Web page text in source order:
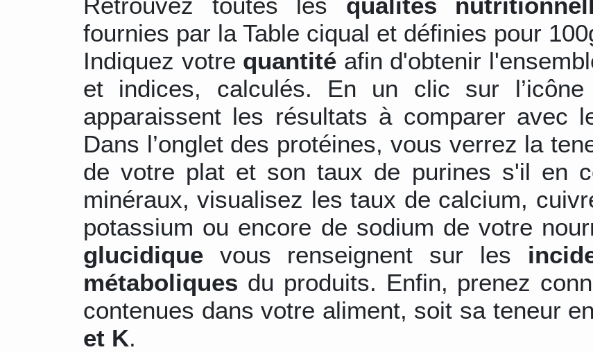
fournies par la Table ciqual et définies pour
Indiquez votre quantité afin d'obtenir
et indices, calculés. En un clic sur
apparaissent les résultats à comparer avec
Dans l’onglet des protéines, vous verrez la
de votre plat et son taux de purines s'il en
minéraux, visualisez les taux de calcium,
potassium ou encore de sodium de votre
glucidique vous renseignent sur les
métaboliques du produits. Enfin, prenez
contenues dans votre aliment, soit sa teneur en
et K.